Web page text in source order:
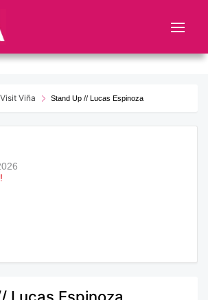
Viña Stand Up // Lucas Espinoza